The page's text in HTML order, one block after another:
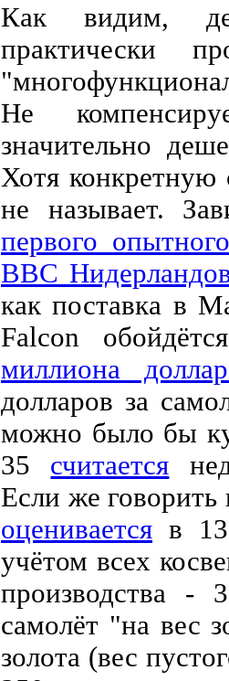
Как видим,
практически
Не
значительно
Хотя
не называет.
первого
ВВС
как поставка в
Falcon
миллиона
долларов за
можно было бы
35 считается
Если же говорить
оценивается в
учётом всех
производства -
самолёт "на вес
золота (вес